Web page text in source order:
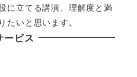
に立てる講演、理解度と満
たいと思います。
ービス